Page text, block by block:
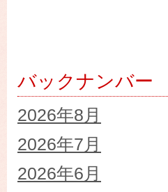
バックナンバー
2026年8月
2026年7月
2026年6月